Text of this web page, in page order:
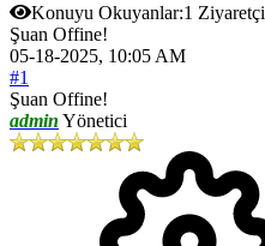
Konuyu Okuyanlar:1 Ziyaretçi
Şuan Offine!
05-18-2025, 10:05 AM
#1
Şuan Offine!
admin Yönetici